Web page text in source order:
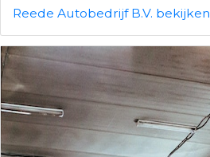
Reede Autobedrijf B.V. bekijken